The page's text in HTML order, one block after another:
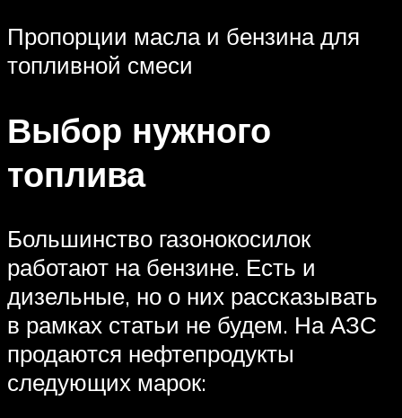
Пропорции масла и бензина для
топливной смеси
Выбор нужного
топлива
Большинство газонокосилок
работают на бензине. Есть и
дизельные, но о них рассказывать
в рамках статьи не будем. На АЗС
продаются нефтепродукты
следующих марок: